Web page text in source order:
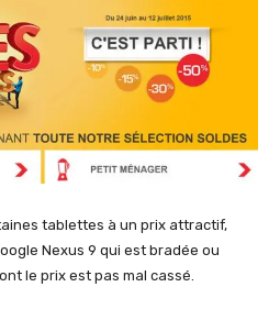
tablettes à un prix attractif,
Nexus 9 qui est bradée ou
le prix est pas mal cassé.